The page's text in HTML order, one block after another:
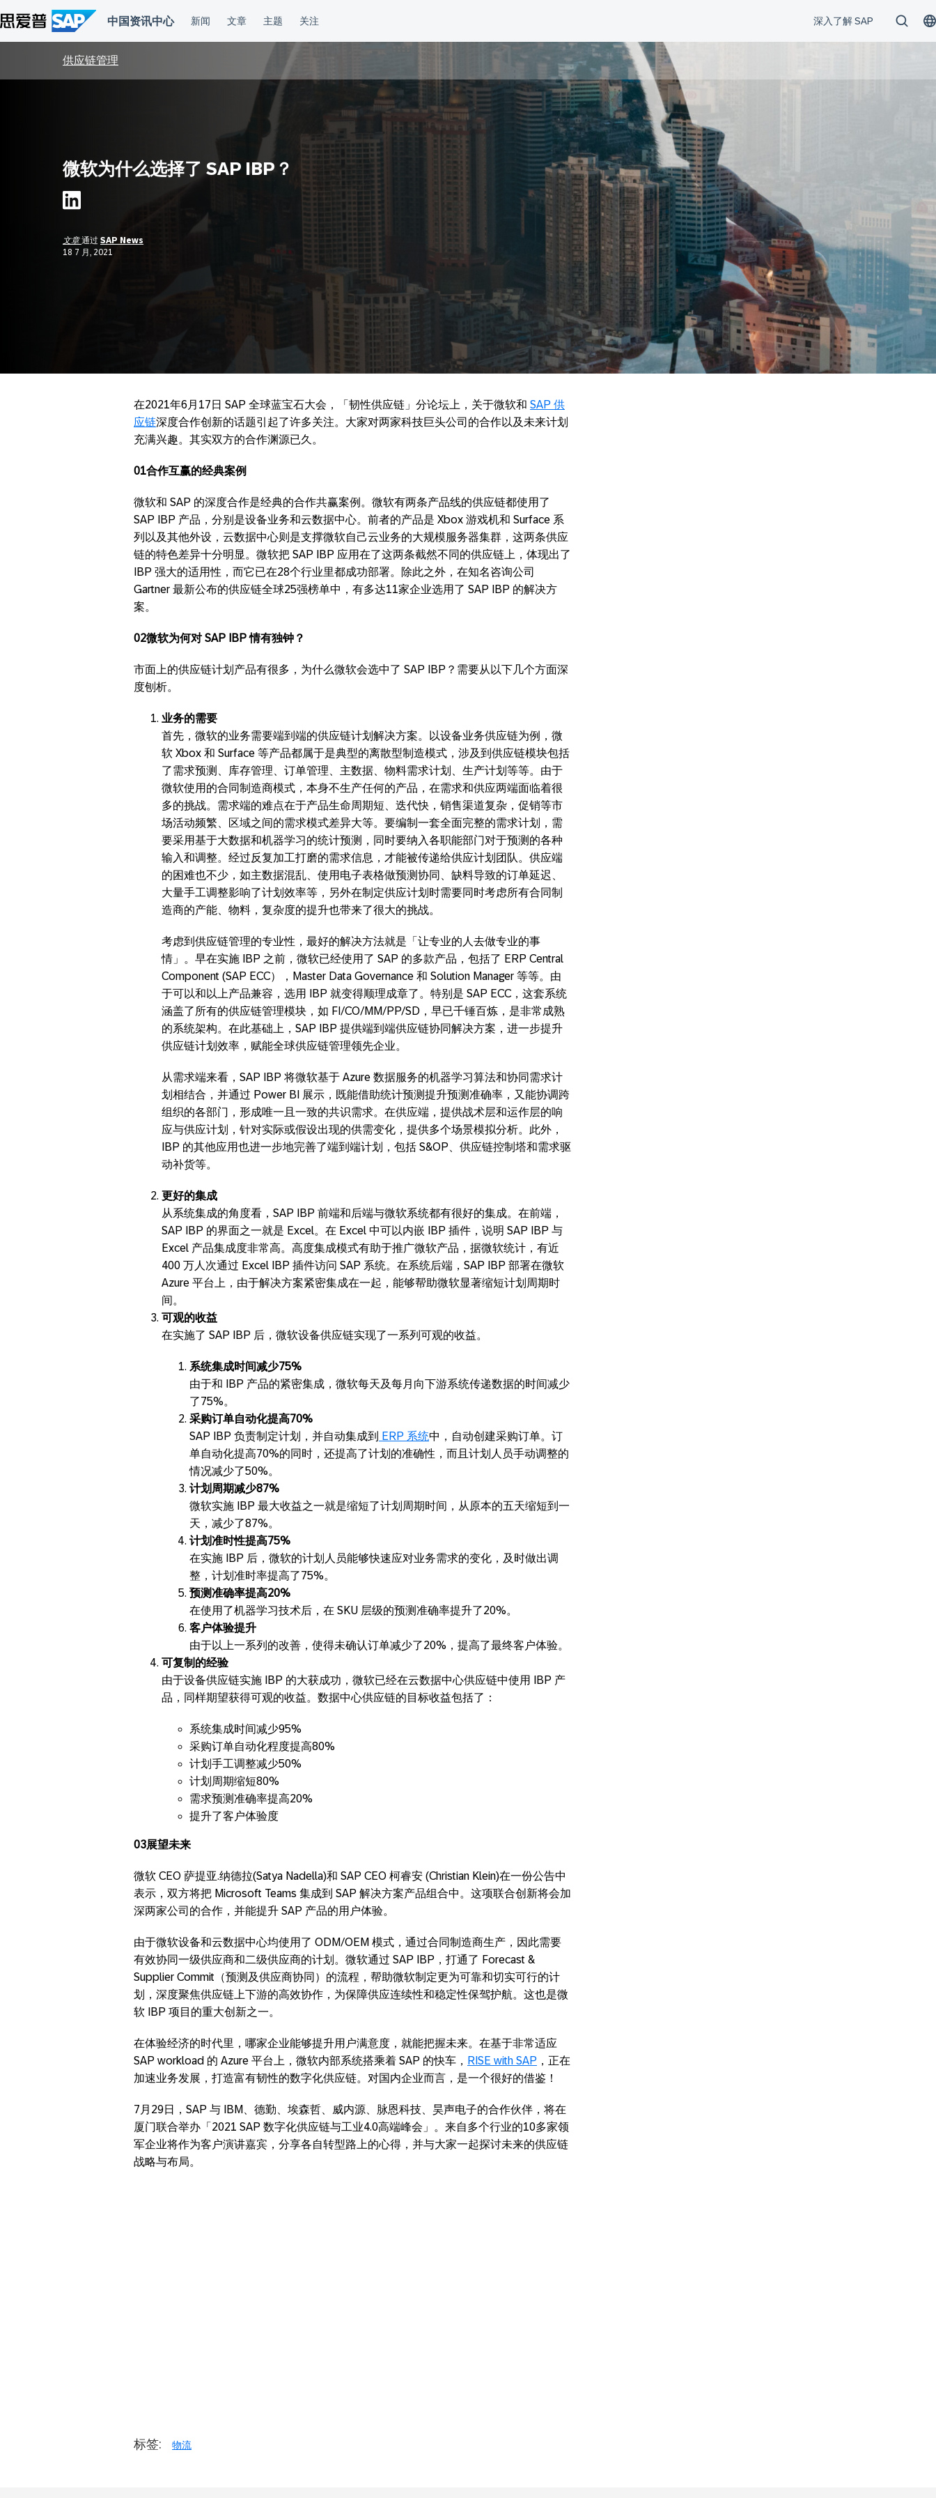
到
内
容
供应链管理
微软为什么选择了 SAP IBP？
文章通过 SAP News
18 7 月, 2021
在2021年6月17日 SAP 全球蓝宝石大会，「韧性供应链」分论坛上，关于微软和 SAP 供
应链深度合作创新的话题引起了许多关注。大家对两家科技巨头公司的合作以及未来计划
充满兴趣。其实双方的合作渊源已久。
01合作互赢的经典案例
微软和 SAP 的深度合作是经典的合作共赢案例。微软有两条产品线的供应链都使用了
SAP IBP 产品，分别是设备业务和云数据中心。前者的产品是 Xbox 游戏机和 Surface 系
列以及其他外设，云数据中心则是支撑微软自己云业务的大规模服务器集群，这两条供应
链的特色差异十分明显。微软把 SAP IBP 应用在了这两条截然不同的供应链上，体现出了
IBP 强大的适用性，而它已在28个行业里都成功部署。除此之外，在知名咨询公司
Gartner 最新公布的供应链全球25强榜单中，有多达11家企业选用了 SAP IBP 的解决方
案。
02微软为何对 SAP IBP 情有独钟？
市面上的供应链计划产品有很多，为什么微软会选中了 SAP IBP？需要从以下几个方面深
度刨析。
业务的需要
首先，微软的业务需要端到端的供应链计划解决方案。以设备业务供应链为例，微
软 Xbox 和 Surface 等产品都属于是典型的离散型制造模式，涉及到供应链模块包括
了需求预测、库存管理、订单管理、主数据、物料需求计划、生产计划等等。由于
微软使用的合同制造商模式，本身不生产任何的产品，在需求和供应两端面临着很
多的挑战。需求端的难点在于产品生命周期短、迭代快，销售渠道复杂，促销等市
场活动频繁、区域之间的需求模式差异大等。要编制一套全面完整的需求计划，需
要采用基于大数据和机器学习的统计预测，同时要纳入各职能部门对于预测的各种
输入和调整。经过反复加工打磨的需求信息，才能被传递给供应计划团队。供应端
的困难也不少，如主数据混乱、使用电子表格做预测协同、缺料导致的订单延迟、
大量手工调整影响了计划效率等，另外在制定供应计划时需要同时考虑所有合同制
造商的产能、物料，复杂度的提升也带来了很大的挑战。
考虑到供应链管理的专业性，最好的解决方法就是「让专业的人去做专业的事
情」。早在实施 IBP 之前，微软已经使用了 SAP 的多款产品，包括了 ERP Central
Component (SAP ECC），Master Data Governance 和 Solution Manager 等等。由
于可以和以上产品兼容，选用 IBP 就变得顺理成章了。特别是 SAP ECC，这套系统
涵盖了所有的供应链管理模块，如 FI/CO/MM/PP/SD，早已千锤百炼，是非常成熟
的系统架构。在此基础上，SAP IBP 提供端到端供应链协同解决方案，进一步提升
供应链计划效率，赋能全球供应链管理领先企业。
从需求端来看，SAP IBP 将微软基于 Azure 数据服务的机器学习算法和协同需求计
划相结合，并通过 Power BI 展示，既能借助统计预测提升预测准确率，又能协调跨
组织的各部门，形成唯一且一致的共识需求。在供应端，提供战术层和运作层的响
应与供应计划，针对实际或假设出现的供需变化，提供多个场景模拟分析。此外，
IBP 的其他应用也进一步地完善了端到端计划，包括 S&OP、供应链控制塔和需求驱
动补货等。
更好的集成
从系统集成的角度看，SAP IBP 前端和后端与微软系统都有很好的集成。在前端，
SAP IBP 的界面之一就是 Excel。在 Excel 中可以内嵌 IBP 插件，说明 SAP IBP 与
Excel 产品集成度非常高。高度集成模式有助于推广微软产品，据微软统计，有近
400 万人次通过 Excel IBP 插件访问 SAP 系统。在系统后端，SAP IBP 部署在微软
Azure 平台上，由于解决方案紧密集成在一起，能够帮助微软显著缩短计划周期时
间。
可观的收益
在实施了 SAP IBP 后，微软设备供应链实现了一系列可观的收益。
系统集成时间减少75%
由于和 IBP 产品的紧密集成，微软每天及每月向下游系统传递数据的时间减少
了75%。
采购订单自动化提高70%
SAP IBP 负责制定计划，并自动集成到
ERP 系统中，自动创建采购订单。订
单自动化提高70%的同时，还提高了计划的准确性，而且计划人员手动调整的
情况减少了50%。
计划周期减少87%
微软实施 IBP 最大收益之一就是缩短了计划周期时间，从原本的五天缩短到一
天，减少了87%。
计划准时性提高75%
在实施 IBP 后，微软的计划人员能够快速应对业务需求的变化，及时做出调
整，计划准时率提高了75%。
预测准确率提高20%
在使用了机器学习技术后，在 SKU 层级的预测准确率提升了20%。
客户体验提升
由于以上一系列的改善，使得未确认订单减少了20%，提高了最终客户体验。
可复制的经验
由于设备供应链实施 IBP 的大获成功，微软已经在云数据中心供应链中使用 IBP 产
品，同样期望获得可观的收益。数据中心供应链的目标收益包括了：
系统集成时间减少95%
采购订单自动化程度提高80%
计划手工调整减少50%
计划周期缩短80%
需求预测准确率提高20%
提升了客户体验度
03展望未来
微软 CEO 萨提亚.纳德拉(Satya Nadella)和 SAP CEO 柯睿安 (Christian Klein)在一份公告中
表示，双方将把 Microsoft Teams 集成到 SAP 解决方案产品组合中。这项联合创新将会加
深两家公司的合作，并能提升 SAP 产品的用户体验。
由于微软设备和云数据中心均使用了 ODM/OEM 模式，通过合同制造商生产，因此需要
有效协同一级供应商和二级供应商的计划。微软通过 SAP IBP，打通了 Forecast &
Supplier Commit（预测及供应商协同）的流程，帮助微软制定更为可靠和切实可行的计
划，深度聚焦供应链上下游的高效协作，为保障供应连续性和稳定性保驾护航。这也是微
软 IBP 项目的重大创新之一。
在体验经济的时代里，哪家企业能够提升用户满意度，就能把握未来。在基于非常适应
SAP workload 的 Azure 平台上，微软内部系统搭乘着 SAP 的快车， RISE with SAP ，正在
加速业务发展，打造富有韧性的数字化供应链。对国内企业而言，是一个很好的借鉴！
7月29日，SAP 与 IBM、德勤、埃森哲、威内源、脉恩科技、昊声电子的合作伙伴，将在
厦门联合举办「2021 SAP 数字化供应链与工业4.0高端峰会」。来自多个行业的10多家领
军企业将作为客户演讲嘉宾，分享各自转型路上的心得，并与大家一起探讨未来的供应链
战略与布局。
标签: 物流